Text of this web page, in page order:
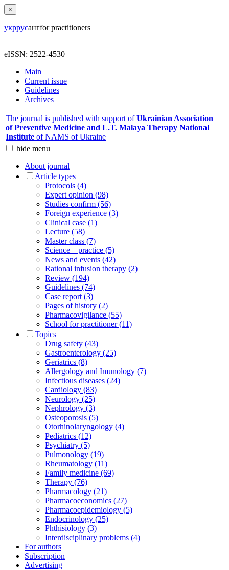
×
укррусангfor practitioners
eISSN: 2522-4530
Main
Current issue
Guidelines
Archives
The journal is published with support ofUkrainian Association
of Preventive Medicine and L.T. Malaya Therapy National
Institute of NAMS of Ukraine
hide menu
About journal
Article types
Protocols (4)
Expert opinion (98)
Studies confirm (56)
Foreign experience (3)
Clinical case (1)
Lecture (58)
Master class (7)
Science – practice (5)
News and events (42)
Rational infusion therapy (2)
Review (194)
Guidelines (74)
Case report (3)
Pages of history (2)
Pharmacovigilance (55)
School for practitioner (11)
Topics
Drug safety (43)
Gastroenterology (25)
Geriatrics (8)
Allergology and Imunology (7)
Infectious diseases (24)
Cardiology (83)
Neurology (25)
Nephrology (3)
Osteoporosis (5)
Otorhinolaryngology (4)
Pediatrics (12)
Psychiatry (5)
Pulmonology (19)
Rheumatology (11)
Family medicine (69)
Therapy (76)
Pharmacology (21)
Pharmacoeconomics (27)
Pharmacoepidemiology (5)
Endocrinology (25)
Phthisiology (3)
Interdisciplinary problems (4)
For authors
Subscription
Advertising